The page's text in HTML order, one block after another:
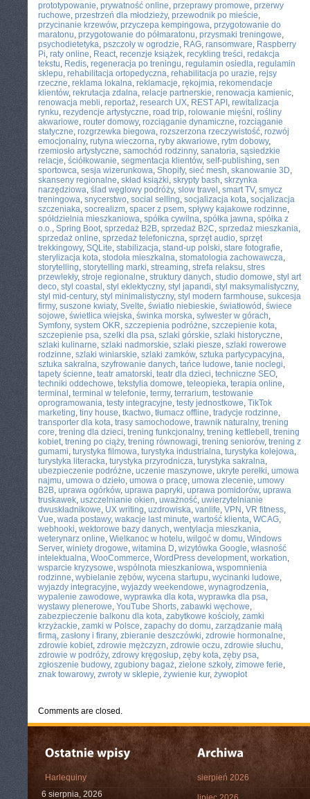
prototypowanie, prywatność online, przeprawy promowe, przerwy
ruchowe, przestrzeń dla młodzieży, przewodnik po mieście,
przycinanie krzewów, przyczepa kempingowa, przygotowanie do
maratonu, przygotowanie do półmaratonu, przysmaki treningowe,
psychodietetyka, pszczoły w ogrodzie, RAG, ransomware, Raspberry
Pi, raty online, React, recenzje książek, recykling treści, redakcja
tekstu, Redis, regeneracja po treningu, regulamin osiedla, regulamin
sklepu, rehabilitacja ortopedyczna, rehabilitacja po urazie, rejsy
rzeczne, reklama lokalna, reklamacje, rękojmia, rekomendacje
klientów, rekrutacja zdalna, relacje partnerskie, renowacja kamienic,
renowacja mebli, reportaż, research UX, REST API , rewitalizacja
rynku, rezydencje artystyczne, road trip, rolowanie mięśni, rośliny
akwariowe, router domowy, rozciąganie dynamiczne, rozciąganie
statyczne, rozgrzewka biegowa, rozszerzona rzeczywistość, rozwój
emocjonalny, rutyna wieczorna, ryby akwariowe, rytm dobowy,
rzemiosło artystyczne, samochód rodzinny, sanatoria, sąsiedzkie
relacje, ściółkowanie, segmentacja klientów, self-publishing, sen
sportowca, sesja wizerunkowa, Shopify, sieć mesh, skanowanie 3D,
skanseny regionalne, skład książki, skrypty bash, skrzynka
narzędziowa, ślad węglowy podróży, slow travel , smart TV, smycz
treningowa, snycerstwo, social selling, socjalizacja kota, socjalizacja
szczeniaka, socrealizm, spacer z psem, spływy kajakowe rodzinne,
spółdzielnia mieszkaniowa, spółka cywilna, spółka jawna, spółka z
o.o., Spring Boot, sprzedaż B2B, sprzedaż B2C, sprzedaż mieszkania,
sprzedaż online, sprzedaż telefoniczna, sprzęt audio, sprzęt
trekkingowy, SQLite, stabilizacja, stand-up polski, stare fotografie,
sterylizacja kota, stodoła mieszkalna, stomatologia zachowawcza,
storytelling, storytelling marki, streaming, strefa relaksu, stres
przewlekły, stroje regionalne, struktury danych, studio domowe, styl art
deco, styl coastal , styl eklektyczny, styl japandi, styl maksymalistyczny,
styl mid-century, styl minimalistyczny, styl modern farmhouse, sukcesja
firmy, suszone kwiaty, Svelte, światło niebieskie, światłowód , świece
sojowe, świetlica wiejska, świnka morska, sylwester w górach,
Symfony, system OKR, szczepienia podróżne, szczepienie kota,
szczepienie psa, szelki dla psa, szlaki górskie, szlaki historyczne,
szlaki kulinarne, szlaki nadmorskie, szlaki piesze, szlaki rowerowe
rodzinne, szlaki winiarskie, szlaki zamków, sztuka partycypacyjna,
sztuka sakralna, szyfrowanie danych, tańce ludowe, tanie noclegi,
tapety ścienne, teatr amatorski, teatr dla dzieci, techniczne SEO,
techniki oddechowe, tekstylia domowe, teleopieka, terapia online,
terminal , terminal w telefonie, termy, terrarium, testowanie
oprogramowania, testy integracyjne, testy jednostkowe, TikTok
marketing, tiny house, tkactwo, tłumacz offline, tradycje rodzinne,
transporter dla kota, trasy samochodowe, trawnik naturalny, trening
core, trening dla dzieci, trening funkcjonalny, trening kettlebell , trening
kobiet, trening po ciąży, trening równowagi, trening seniorów, trening z
gumami, turystyka filmowa, turystyka industrialna, turystyka kolejowa,
turystyka literacka, turystyka przyrodnicza, turystyka sakralna,
ubezpieczenie podróżne, uczenie maszynowe, ukryte perełki, umowa
najmu, umowa o dzieło, umowa o pracę, umowa zlecenie, umowy
B2B, uprawa ogórków, uprawa papryki, uprawa pomidorów, uprawa
truskawek, uszczelnianie okien, uważność, uwierzytelnianie
dwuskładnikowe, UX writing, uzdrowiska, vanlife, VPN , VR fitness,
Vue, wada postawy, wakacje last minute, wartość klienta, WCAG,
webhooki, wektorowe bazy danych, wentylacja mieszkania,
weterynarz online, Wielkanoc w hotelu, wilgoć w domu, Windows
Server, winiety drogowe, witamina D, wizytówka Google, własność
intelektualna, WooCommerce, WordPress development, workation,
wsparcie kryzysowe, wspólnota mieszkaniowa, wspomnienia
rodzinne, wybielanie zębów, wycena startupu, wycinanki ludowe,
wyjazdy integracyjne, wyjazdy weekendowe, wynagrodzenia,
wypalenie zawodowe, wyprawka dla kota, wyprawka dla psa,
wystawy plenerowe, YouTube Shorts, zabawki węchowe,
zabezpieczenie balkonu dla kota, zabytkowe kościoły, zamki
krzyżackie, zamki w Polsce, zapachy do domu, zarządzanie małą
firmą, zasłony i firany, zbieranie deszczówki, zdrowie hormonalne,
zdrowie kobiet, zdrowie mężczyzn, zdrowie oczu, zdrowie słuchu,
zdrowie w podróży, zdrowy kręgosłup, zęby kota, zęby psa,
zgłoszenie budowy, zgubiony bagaż, zielone szkoły, zimowe ferie,
znak towarowy, zwroty w sklepie, żywienie kur, żywopłot
Comments are closed.
Harlequiny
6 sierpnia, 2026
sierpień 2026